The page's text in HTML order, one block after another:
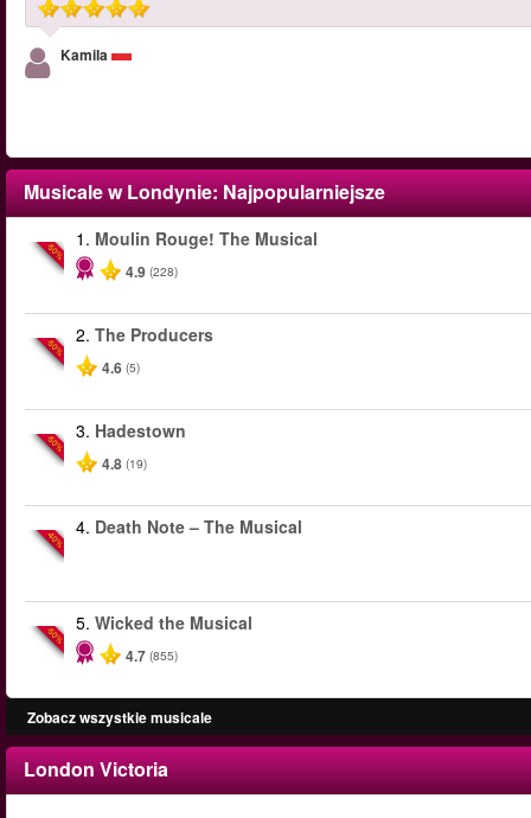
Kamila
Musicale w Londynie: Najpopularniejsze
-50%
1. Moulin Rouge! The Musical
4.9 (228)
-50%
2. The Producers
4.6 (5)
-50%
3. Hadestown
4.8 (19)
-40%
4. Death Note – The Musical
-50%
5. Wicked the Musical
4.7 (855)
Zobacz wszystkie musicale
London Victoria